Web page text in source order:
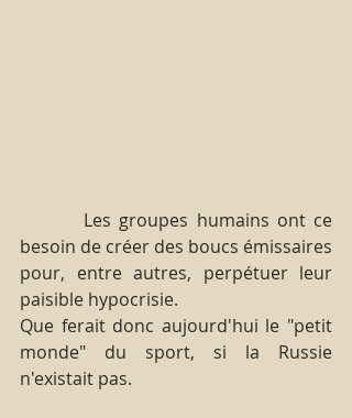
besoin de créer des boucs émissaires
pour, entre autres, perpétuer leur
paisible hypocrisie.
Que ferait donc aujourd'hui le "petit
monde" du sport, si la Russie
n'existait pas.